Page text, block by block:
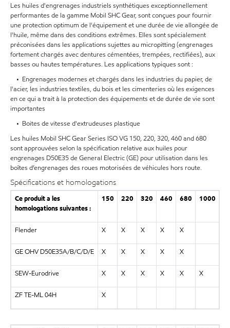
Les huiles d'engrenages industriels synthétiques exceptionnellement
performantes de la gamme Mobil SHC Gear, sont conçues pour fournir
une protection optimum de l'équipement et une durée de vie allongée de
l'huile, même dans des conditions extrêmes. Elles sont spécialement
préconisées dans les applications sujettes au micropitting (engrenages
fortement chargés avec dentures cémentées, trempées, rectifiées), aux
basses ou hautes températures. Les applications typiques sont :
• Engrenages modernes et chargés dans les industries du papier, de
l'acier, les industries textiles, du bois et les cimenteries où les exigences
en ce qui a trait à la protection des équipements et de durée de vie sont
importantes
• Boites de vitesse d'extrudeuses plastique
Les huiles Mobil SHC Gear Series ISO VG 150, 220, 320, 460 and 680
sont approuvées selon la spécification relative aux huiles pour
engrenages D50E35 de General Electric (GE) pour utilisation dans les
boîtes d’engrenages des roues motorisées de véhicules hors route.
Spécifications et homologations
Ce produit a les
homologations suivantes :
150 220 320 460 680 1000
Flender X X X X X
GE OHV D50E35A/B/C/D/E X X X X X
SEW-Eurodrive X X X X X X
ZF TE-ML 04H X